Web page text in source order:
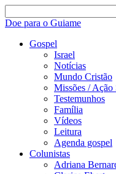
Doe para o Guiame
Gospel
Israel
Notícias
Mundo Cristão
Missões / Ação
Testemunhos
Família
Vídeos
Leitura
Agenda gospel
Colunistas
Adriana